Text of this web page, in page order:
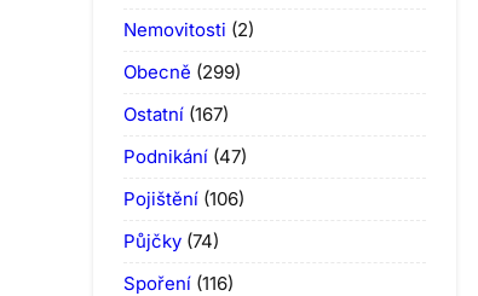
Nemovitosti (2)
Obecně (299)
Ostatní (167)
Podnikání (47)
Pojištění (106)
Půjčky (74)
Spoření (116)